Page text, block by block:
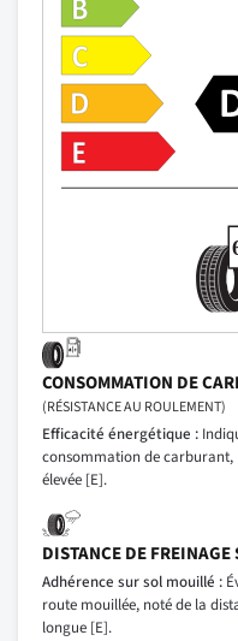
CONSOMMATION DE
(RÉSISTANCE AU ROULEMENT)
Efficacité énergétique :
consommation de
élevée [E].
DISTANCE DE
Adhérence sur sol mouillé :
route mouillée, noté de la
longue [E].